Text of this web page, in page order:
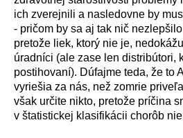
ich zverejnili a nasledovne by
- pričom by sa aj tak nič
pretože liek, ktorý nie je, nedoká
úradníci (ale zase len distribútori,
postihovaní). Dúfajme teda, že to
vyriešia za nás, než zomrie
však určite nikto, pretože príčina
v štatistickej klasifikácii chorôb